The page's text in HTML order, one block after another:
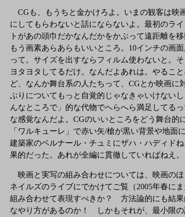
CGも、もうちと金かけろよ。いまの観客は映
にしてもらわないと話にならないよ。最初のラ
トがあの頭巾だかなんだかをかぶって遠距離を
もう画素あらあらもいいところ。10インチの画
って。サイズを出すならフィルム使わないと。
ヨタヨタしてるだけ。なんだよあれは。やるこ
ど、なんか舞台系の人たちって、CGとか映画
ぶりについてもっと自覚的じゃなきゃいけない
んなところで」的な代物でへらへら満足してる
な感覚なんだよ。CGのいいところをどう舞台的
「ワルキューレ」で赤い矢/槍が黒い背景や地
建築家のベルナール・チュミにザハ・ハディド
果的だった。あれが全編に貫徹していればねえ。
映画と実写の組み合わせについては、映画の
ネイルズのライブにでかけてご覧（2005年春に
組み合わせて表現すべきか？ 方法論的にも結
なやり方があるのか！ しかもそれが、最小限